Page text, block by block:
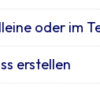
oder im
erstellen